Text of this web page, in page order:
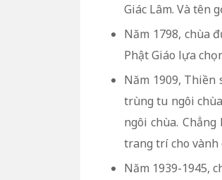
Giác Lâm. Và tên
Năm 1798, chùa
Phật Giáo lựa
Năm 1909,
trùng tu ngôi
ngôi chùa.
trang trí cho vành
Năm 1939-1945,